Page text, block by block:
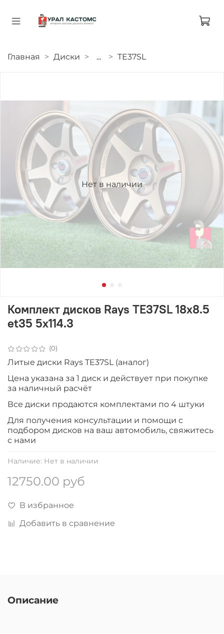
Главная Диски ... TE37SL
Нет в наличии
(0)
Наличие: Нет в наличии
Комплект дисков Rays TE37SL 18x8.5
et35 5x114.3
12750.00 руб
В избранное
Добавить в сравнение
Литые диски Rays TE37SL (аналог)
Цена указана за 1 диск и действует при покупке
за наличный расчёт
Все диски продаютcя комплектами по 4 штуки
Для получения консультации и помощи с
подбором дисков на ваш автомобиль, свяжитесь
с нами
Описание